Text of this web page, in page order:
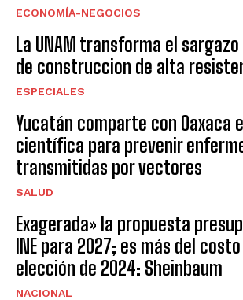
ECONOMÍA-NEGOCIOS
La UNAM transforma el
de construccion de alta
ESPECIALES
Yucatán comparte con Oaxaca
científica para prevenir
transmitidas por vectores
SALUD
Exagerada» la propuesta
INE para 2027; es más del
elección de 2024: Sheinbaum
NACIONAL